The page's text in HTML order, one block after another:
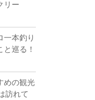
リー
一本釣り
巡る！
めの観光
訪れて